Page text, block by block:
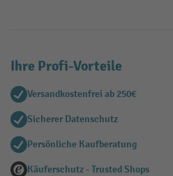
Ihre Profi-Vorteile
Versandkostenfrei ab 250€
Sicherer Datenschutz
Persönliche Kaufberatung
Käuferschutz - Trusted Shops